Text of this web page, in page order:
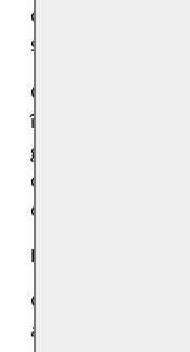
construite.
sofisticat, diferit
Gluga detașabilă
în timp ce liniile
geaca versatilă.
casual, smart
denim, tricouri,
Piele naturală
Geaca este
apreciată pentru